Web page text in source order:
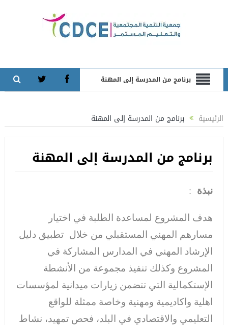
برنامج من المدرسة إلى المهنة
الرئيسية برنامج من المدرسة إلى المهنة
برنامج من المدرسة إلى المهنة
نبذة :
هدف المشروع لمساعدة الطلبة في اختيار
مسارهم المهني المستقبلي من خلال تطبيق دليل
الإرشاد المهني في المدارس المشاركة في
المشروع وكذلك تنفيذ مجموعة من الأنشطة
الإستكمالية التي تتضمن زيارات ميدانية لمؤسسات
اهلية واكاديمية ومهنية وخاصة ممثلة للواقع
التعليمي والاقتصادي في البلد، فحص تمهيد، نشاط